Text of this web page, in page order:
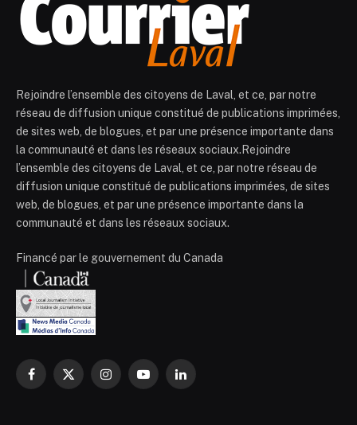
Rejoindre l’ensemble des citoyens de Laval, et ce, par notre
réseau de diffusion unique constitué de publications imprimées,
de sites web, de blogues, et par une présence importante dans
la communauté et dans les réseaux sociaux.Rejoindre
l’ensemble des citoyens de Laval, et ce, par notre réseau de
diffusion unique constitué de publications imprimées, de sites
web, de blogues, et par une présence importante dans la
communauté et dans les réseaux sociaux.
Financé par le gouvernement du Canada
Facebook
X
InstagramYouTubeLinkedIn